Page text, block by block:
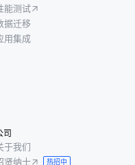
能测试
据迁移
用集成
司
于我们
贤纳士
热招中